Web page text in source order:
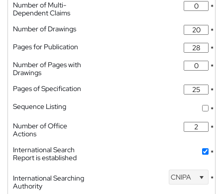
Number of Multi-
Dependent Claims
*
Number of Drawings
*
Pages for Publication
*
Number of Pages with
Drawings
*
Pages of Specification
*
Sequence Listing
*
Number of Office
Actions
*
International Search
Report is established
*
International Searching
Authority
CNIPA *